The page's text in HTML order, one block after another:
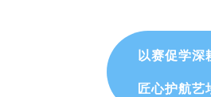
以赛促学深
匠心护航艺